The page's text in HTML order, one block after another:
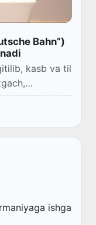
Bahn”)
kasb va til
joylashtiriladi.